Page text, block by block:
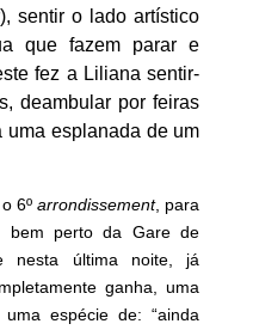
sentir o lado artístico
que fazem parar e
fez a Liliana sentir-
deambular por feiras
uma esplanada de um
o 6ºarrondissement, para
, bem perto da Gare de
nesta última noite, já
ganha, uma
espécie de: “ainda